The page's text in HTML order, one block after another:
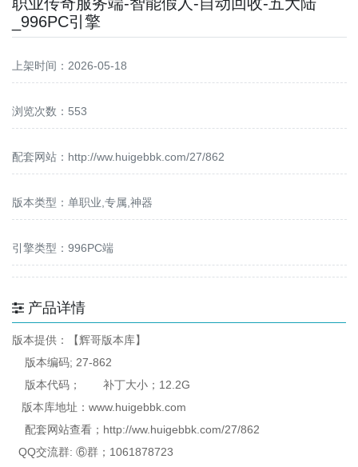
_996PC引擎
上架时间：2026-05-18
浏览次数：553
配套网站： http://ww.huigebbk.com/27/862
版本类型：单职业,专属,神器
引擎类型：996PC端
产品详情
版本提供：【辉哥版本库】
版本编码; 27-862
版本代码； 补丁大小；12.2G
版本库地址：www.huigebbk.com
配套网站查看；http://ww.huigebbk.com/27/862
QQ交流群: ⑥群；1061878723